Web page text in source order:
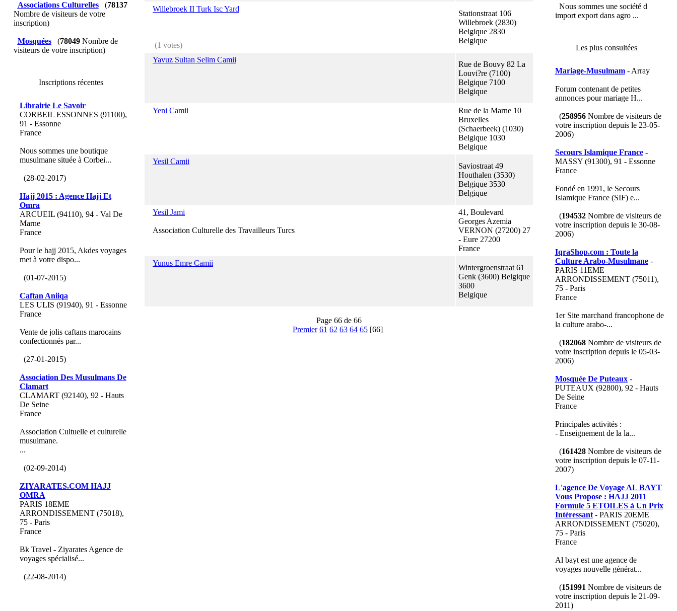
Associations Culturelles (78137
Nombre de visiteurs de votre
inscription)
Mosquées (78049Nombre de
visiteurs de votre inscription)
Inscriptions récentes
Librairie Le Savoir
CORBEIL ESSONNES (91100),
91 - Essonne
France
Nous sommes une boutique
musulmane située à Corbei...
(28-02-2017)
Hajj 2015 : Agence Hajj Et
Omra
ARCUEIL (94110), 94 - Val De
Marne
France
Pour le hajj 2015, Akdes voyages
met à votre dispo...
(01-07-2015)
Caftan Aniiqa
LES ULIS (91940), 91 - Essonne
France
Vente de jolis caftans marocains
confectionnés par...
(27-01-2015)
Association Des Musulmans De
Clamart
CLAMART (92140), 92 - Hauts
De Seine
France
Association Cultuelle et culturelle
musulmane.
...
(02-09-2014)
ZIYARATES.COM HAJJ
OMRA
PARIS 18EME
ARRONDISSEMENT (75018),
75 - Paris
France
Bk Travel - Ziyarates Agence de
voyages spécialisé...
(22-08-2014)
Willebroek II Turk Isc Yard
(1 votes)
Stationstraat 106
Willebroek (2830)
Belgique 2830
Belgique
Yavuz Sultan Selim Camii
Rue de Bouvy 82 La
Louvi?re (7100)
Belgique 7100
Belgique
Yeni Camii
Rue de la Marne 10
Bruxelles
(Schaerbeek) (1030)
Belgique 1030
Belgique
Yesil Camii
Saviostraat 49
Houthalen (3530)
Belgique 3530
Belgique
Yesil Jami
Association Culturelle des Travailleurs Turcs
41, Boulevard
Georges Azemia
VERNON (27200) 27
- Eure 27200
France
Yunus Emre Camii
Wintergroenstraat 61
Genk (3600) Belgique
3600
Belgique
Page 66 de 66
Premier 61 62 63 64 65 [66]
Nous sommes une société d
import export dans agro ...
Les plus consultées
Mariage-Musulmam- Array
Forum contenant de petites
annonces pour mariage H...
(258956Nombre de visiteurs de
votre inscription depuis le 23-05-
2006)
Secours Islamique France-
MASSY (91300), 91 - Essonne
France
Fondé en 1991, le Secours
Islamique France (SIF) e...
(194532Nombre de visiteurs de
votre inscription depuis le 30-08-
2006)
IqraShop.com : Toute la
Culture Arabo-Musulmane-
PARIS 11EME
ARRONDISSEMENT (75011),
75 - Paris
France
1er Site marchand francophone de
la culture arabo-...
(182068Nombre de visiteurs de
votre inscription depuis le 05-03-
2006)
Mosquée De Puteaux-
PUTEAUX (92800), 92 - Hauts
De Seine
France
Principales activités :
- Enseignement de la la...
(161428Nombre de visiteurs de
votre inscription depuis le 07-11-
2007)
L'agence De Voyage AL BAYT
Vous Propose : HAJJ 2011
Formule 5 ETOILES à Un Prix
Intéressant- PARIS 20EME
ARRONDISSEMENT (75020),
75 - Paris
France
Al bayt est une agence de
voyages nouvelle générat...
(151991 Nombre de visiteurs de
votre inscription depuis le 21-09-
2011)